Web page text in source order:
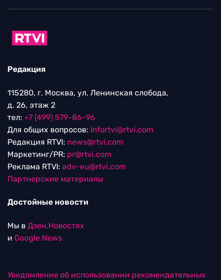
Редакция
115280, г. Москва, ул. Ленинская слобода,
д. 26, этаж 2
тел: +7 (499) 579-86-96
Для общих вопросов: Infortvi@rtvi.com
Редакция RTVI: news@rtvi.com
Маркетинг/PR: pr@rtvi.com
Реклама RTVI: adv-eu@rtvi.com
Партнерские материалы
Достойные новости
Мы в Дзен.Новостях
и Google.News
Уведомление об использовании рекомендательных